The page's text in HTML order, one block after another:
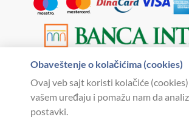
Obaveštenje o kolačićima (cookies)
Ovaj veb sajt koristi kolačiće
vašem uređaju i pomažu nam da
postavki.